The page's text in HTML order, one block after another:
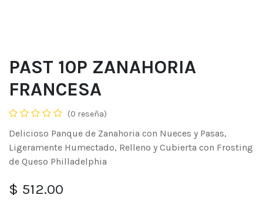
PAST 10P ZANAHORIA
FRANCESA
(0 reseña)
Delicioso Panque de Zanahoria con Nueces y Pasas,
Ligeramente Humectado, Relleno y Cubierta con Frosting
de Queso Philladelphia
$ 512.00